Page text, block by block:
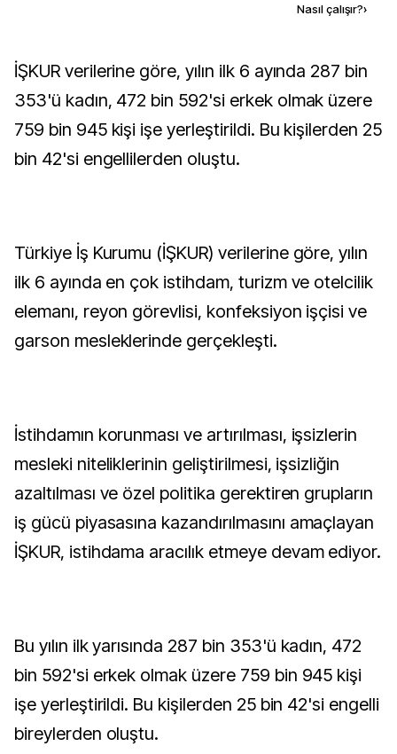
Nasıl çalışır?›
İŞKUR verilerine göre, yılın ilk 6 ayında 287 bin
353'ü kadın, 472 bin 592'si erkek olmak üzere
759 bin 945 kişi işe yerleştirildi. Bu kişilerden 25
bin 42'si engellilerden oluştu.
Türkiye İş Kurumu (İŞKUR) verilerine göre, yılın
ilk 6 ayında en çok istihdam, turizm ve otelcilik
elemanı, reyon görevlisi, konfeksiyon işçisi ve
garson mesleklerinde gerçekleşti.
İstihdamın korunması ve artırılması, işsizlerin
mesleki niteliklerinin geliştirilmesi, işsizliğin
azaltılması ve özel politika gerektiren grupların
iş gücü piyasasına kazandırılmasını amaçlayan
İŞKUR, istihdama aracılık etmeye devam ediyor.
Bu yılın ilk yarısında 287 bin 353'ü kadın, 472
bin 592'si erkek olmak üzere 759 bin 945 kişi
işe yerleştirildi. Bu kişilerden 25 bin 42'si engelli
bireylerden oluştu.